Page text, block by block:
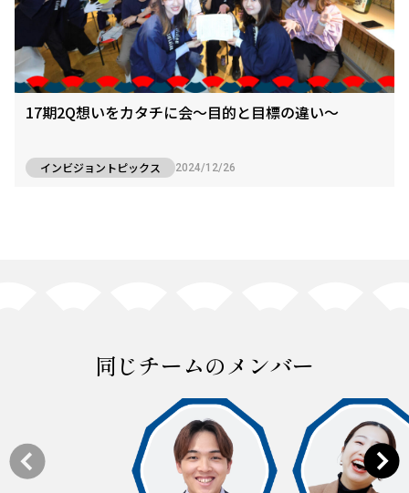
17期2Q想いをカタチに会〜目的と目標の違い〜
インビジョントピックス 2024/12/26
同じチームのメンバー